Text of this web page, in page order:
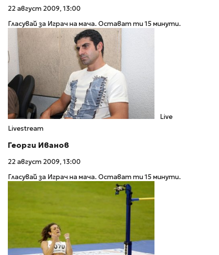
22 август 2009, 13:00
Гласувай за Играч на мача. Остават ти 15 минути.
Live
Livestream
Георги Иванов
22 август 2009, 13:00
Гласувай за Играч на мача. Остават ти 15 минути.